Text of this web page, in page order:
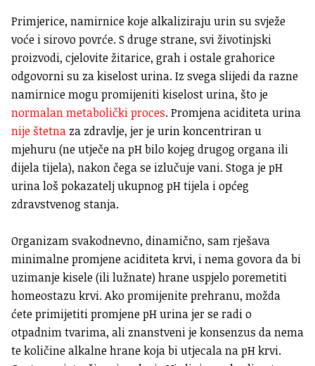
Primjerice, namirnice koje alkaliziraju urin su svježe
voće i sirovo povrće. S druge strane, svi životinjski
proizvodi, cjelovite žitarice, grah i ostale grahorice
odgovorni su za kiselost urina. Iz svega slijedi da razne
namirnice mogu promijeniti kiselost urina, što je
normalan metabolički proces. Promjena aciditeta urina
nije štetna za zdravlje, jer je urin koncentriran u
mjehuru (ne utječe na pH bilo kojeg drugog organa ili
dijela tijela), nakon čega se izlučuje vani. Stoga je pH
urina loš pokazatelj ukupnog pH tijela i općeg
zdravstvenog stanja.
Organizam svakodnevno, dinamično, sam rješava
minimalne promjene aciditeta krvi, i nema govora da bi
uzimanje kisele (ili lužnate) hrane uspjelo poremetiti
homeostazu krvi. Ako promijenite prehranu, možda
ćete primijetiti promjene pH urina jer se radi o
otpadnim tvarima, ali znanstveni je konsenzus da nema
te količine alkalne hrane koja bi utjecala na pH krvi.